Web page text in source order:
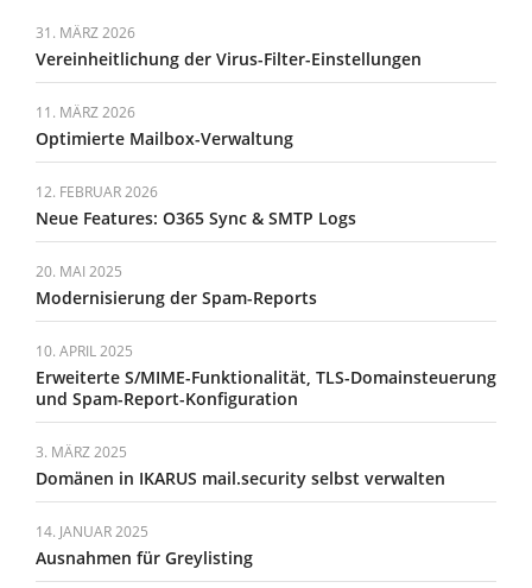
31. MÄRZ 2026
Vereinheitlichung der Virus-Filter-Einstellungen
11. MÄRZ 2026
Optimierte Mailbox-Verwaltung
12. FEBRUAR 2026
Neue Features: O365 Sync & SMTP Logs
20. MAI 2025
Modernisierung der Spam-Reports
10. APRIL 2025
Erweiterte S/MIME-Funktionalität, TLS-Domainsteuerung
und Spam-Report-Konfiguration
3. MÄRZ 2025
Domänen in IKARUS mail.security selbst verwalten
14. JANUAR 2025
Ausnahmen für Greylisting